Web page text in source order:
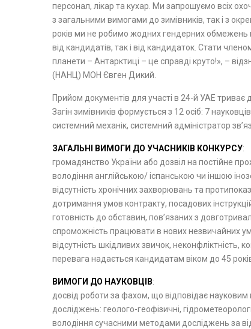
персонал, лікар та кухар. Ми запрошуємо всіх
з загальними вимогами до зимівників, так і з
років ми не робимо жодних гендерних
від кандидатів, так і від кандидаток. Стати
планети – Антарктиці – це справді круто!», –
(НАНЦ) МОН Євген Дикий.
Прийом документів для участі в 24-й УАЕ триває
Загін зимівників формується з 12 осіб: 7
системний механік, системний адміністратор
ЗАГАЛЬНІ ВИМОГИ ДО УЧАСНИКІВ КОНКУРСУ:
громадянство України або дозвіл на постійне
володіння англійською/ іспанською чи іншою
відсутність хронічних захворювань та
дотримання умов контракту, посадових
готовність до обставин, пов’язаних з
спроможність працювати в нових незвичайних
відсутність шкідливих звичок, неконфліктність,
перевага надається кандидатам віком до 45
ВИМОГИ ДО НАУКОВЦІВ:
досвід роботи за фахом, що відповідає
досліджень: геолого-геофізичні,
володіння сучасними методами досліджень за